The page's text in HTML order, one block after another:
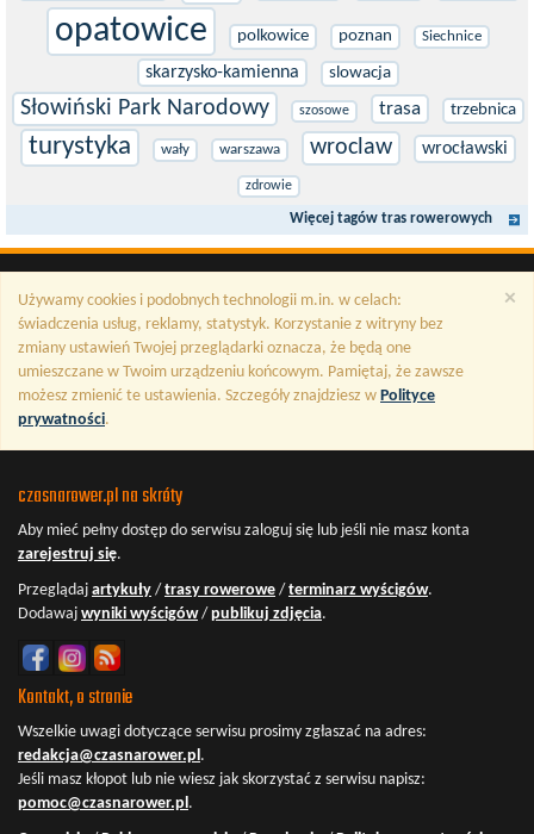
opatowice polkowice poznan Siechnice
skarzysko-kamienna slowacja
Słowiński Park Narodowy szosowe trasa trzebnica
turystyka wały warszawa wroclaw wrocławski
zdrowie
Więcej tagów tras rowerowych
×
Używamy cookies i podobnych technologii m.in. w celach:
świadczenia usług, reklamy, statystyk. Korzystanie z witryny bez
zmiany ustawień Twojej przeglądarki oznacza, że będą one
umieszczane w Twoim urządzeniu końcowym. Pamiętaj, że zawsze
możesz zmienić te ustawienia. Szczegóły znajdziesz w Polityce
prywatności.
czasnarower.pl na skróty
Aby mieć pełny dostęp do serwisu zaloguj się lub jeśli nie masz konta
zarejestruj się.
Przeglądaj artykuły / trasy rowerowe / terminarz wyścigów.
Dodawaj wyniki wyścigów/ publikuj zdjęcia.
Kontakt, o stronie
Wszelkie uwagi dotyczące serwisu prosimy zgłaszać na adres:
redakcja@czasnarower.pl.
Jeśli masz kłopot lub nie wiesz jak skorzystać z serwisu napisz:
pomoc@czasnarower.pl.